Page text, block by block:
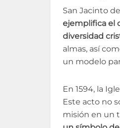
San Jacinto
ejemplifica el
diversidad
almas, así
un modelo
En 1594, la
Este acto no
misión en un